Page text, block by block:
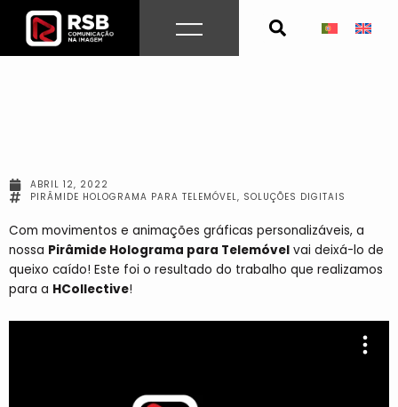
content
ABRIL 12, 2022
PIRÂMIDE HOLOGRAMA PARA TELEMÓVEL, SOLUÇÕES DIGITAIS
Com movimentos e animações gráficas personalizáveis, a
nossa Pirâmide Holograma para Telemóvel vai deixá-lo de
queixo caído! Este foi o resultado do trabalho que realizamos
para a HCollective!